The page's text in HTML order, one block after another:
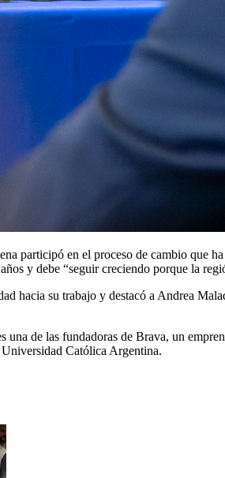
participó en el proceso de cambio
y debe “seguir creciendo porque la
hacia su trabajo y destacó a Andrea
de las fundadoras de Brava, un
Católica Argentina.